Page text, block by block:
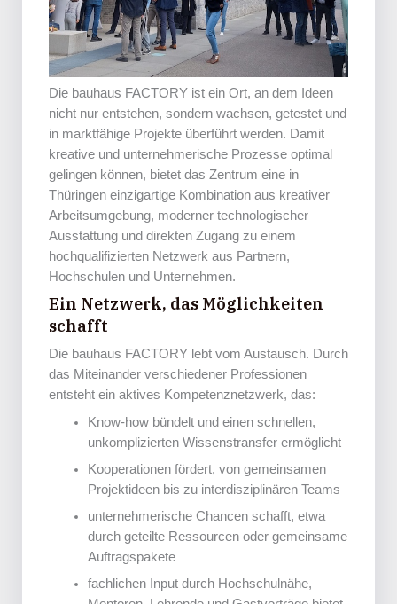
Die bauhaus FACTORY ist ein Ort, an dem Ideen
nicht nur entstehen, sondern wachsen, getestet und
in marktfähige Projekte überführt werden. Damit
kreative und unternehmerische Prozesse optimal
gelingen können, bietet das Zentrum eine in
Thüringen einzigartige Kombination aus kreativer
Arbeitsumgebung, moderner technologischer
Ausstattung und direkten Zugang zu einem
hochqualifizierten Netzwerk aus Partnern,
Hochschulen und Unternehmen.
Ein Netzwerk, das Möglichkeiten
schafft
Die bauhaus FACTORY lebt vom Austausch. Durch
das Miteinander verschiedener Professionen
entsteht ein aktives Kompetenznetzwerk, das:
Know-how bündelt und einen schnellen,
unkomplizierten Wissenstransfer ermöglicht
Kooperationen fördert, von gemeinsamen
Projektideen bis zu interdisziplinären Teams
unternehmerische Chancen schafft, etwa
durch geteilte Ressourcen oder gemeinsame
Auftragspakete
fachlichen Input durch Hochschulnähe,